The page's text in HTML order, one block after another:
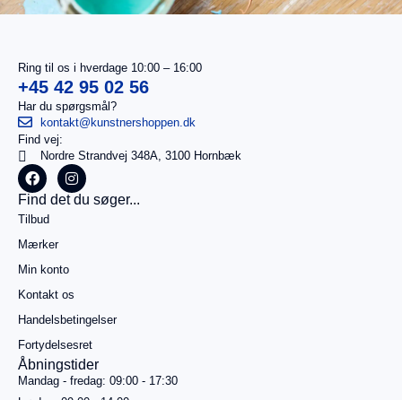
I
alt
0,00kr.
Køb for
499,00kr.
mere for
gratis
betaling
kurv
Ring til os i hverdage 10:00 – 16:00
+45 42 95 02 56
Har du spørgsmål?
kontakt@kunstnershoppen.dk
Find vej:
Nordre Strandvej 348A, 3100 Hornbæk
Find det du søger...
Tilbud
Mærker
Min konto
Kontakt os
Handelsbetingelser
Fortydelsesret
Åbningstider
Mandag - fredag: 09:00 - 17:30